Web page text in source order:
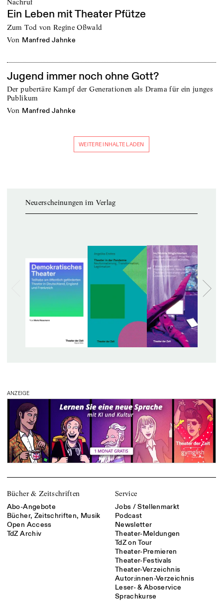
Nachruf
Ein Leben mit Theater Pfütze
Zum Tod von Regine Oßwald
von Manfred Jahnke
Jugend immer noch ohne Gott?
Der pubertäre Kampf der Generationen als Drama für ein junges
Publikum
von Manfred Jahnke
WEITERE INHALTE LADEN
Neuerscheinungen im Verlag
ANZEIGE
Bücher & Zeitschriften
Abo-Angebote
Bücher, Zeitschriften, Musik
Open Access
TdZ Archiv
Service
Jobs / Stellenmarkt
Podcast
Newsletter
Theater-Meldungen
TdZ on Tour
Theater-Premieren
Theater-Festivals
Theater-Verzeichnis
Autor:innen-Verzeichnis
Leser- & Aboservice
Sprachkurse